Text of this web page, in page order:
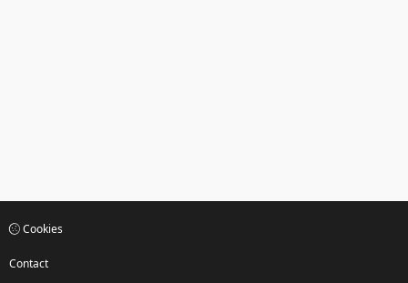
Cookies
Contact